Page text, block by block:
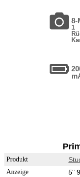
8-
1
Produkt
Anzeige 5"